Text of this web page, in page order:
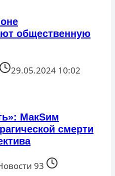
общественную
29.05.2024 10:02
МакSим
смерти
93